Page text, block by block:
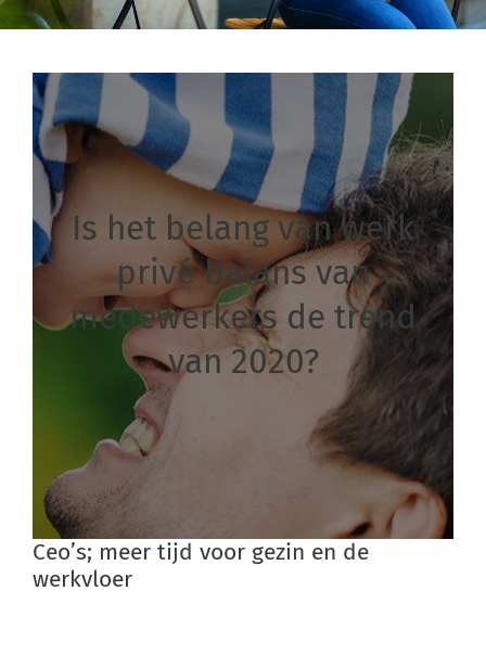
Is het belang van werk
privé balans van
medewerkers de trend
van 2020?
Ceo’s; meer tijd voor gezin en de
werkvloer